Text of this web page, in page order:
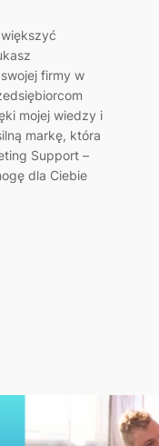
firmy w
mojej wiedzy i
markę, która
Support –
dla Ciebie